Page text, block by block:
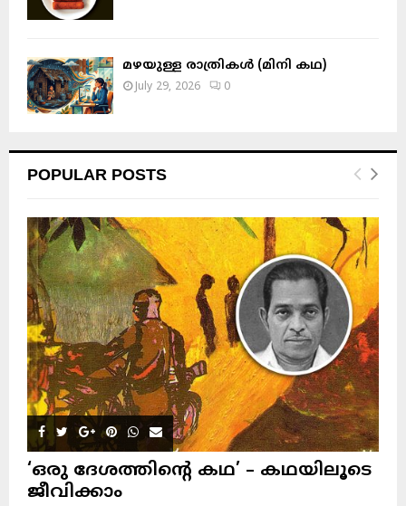
മഴയുള്ള രാത്രികൾ (മിനി കഥ)
July 29, 2026 0
POPULAR POSTS
‘ഒരു ദേശത്തിന്റെ കഥ’ – കഥയിലൂടെ
ജീവിക്കാം